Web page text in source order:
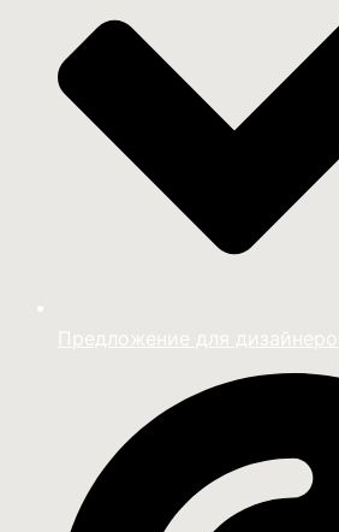
Предложение для